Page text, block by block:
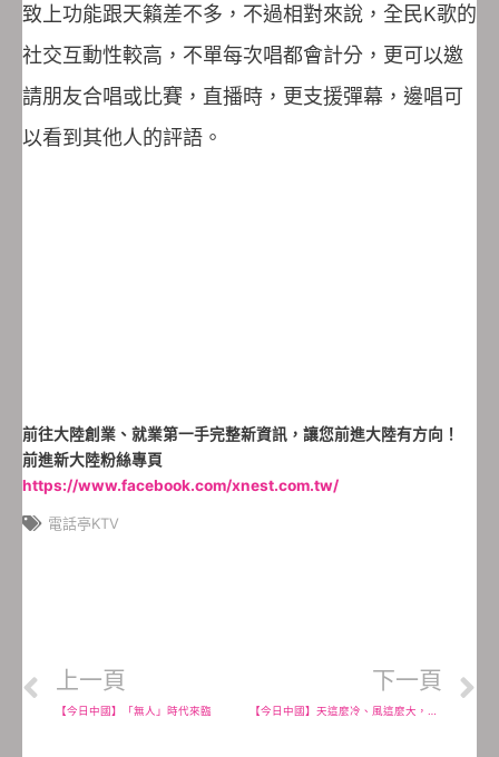
致上功能跟天籟差不多，不過相對來說，全民K歌的
社交互動性較高，不單每次唱都會計分，更可以邀
請朋友合唱或比賽，直播時，更支援彈幕，邊唱可
以看到其他人的評語。
前往大陸創業、就業第一手完整新資訊，讓您前進大陸有方向！
前進新大陸粉絲專頁
https://www.facebook.com/xnest.com.tw/
電話亭KTV
上一頁
【今日中國】「無人」時代來臨
下一頁